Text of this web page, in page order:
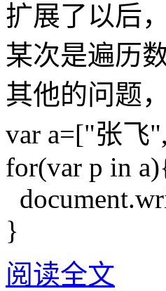
扩展了以后
某次是遍历
其他的问题
var a=["张飞
for(var p in
}
阅读全文